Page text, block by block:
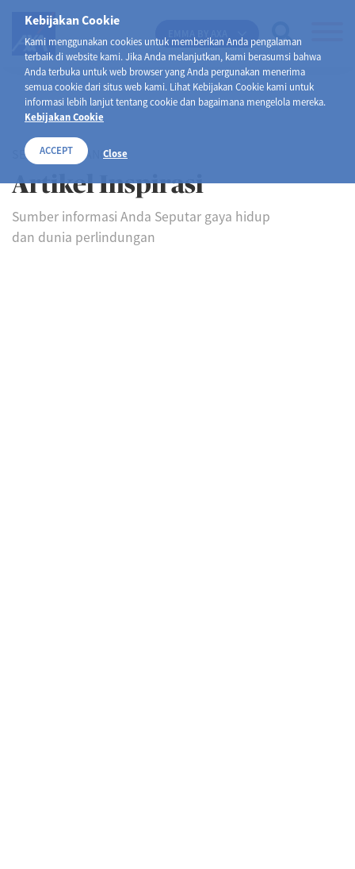
Kebijakan Cookie
Kami menggunakan cookies untuk memberikan Anda pengalaman
terbaik di website kami. Jika Anda melanjutkan, kami berasumsi bahwa
Anda terbuka untuk web browser yang Anda pergunakan menerima
semua cookie dari situs web kami. Lihat Kebijakan Cookie kami untuk
informasi lebih lanjut tentang cookie dan bagaimana mengelola mereka.
Kebijakan Cookie
ACCEPT Close
SELAMAT DATANG DI
Artikel Inspirasi
Sumber informasi Anda Seputar gaya hidup
dan dunia perlindungan